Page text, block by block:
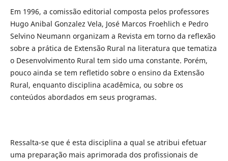
Em 1996, a comissão editorial composta pelos professores
Hugo Anibal Gonzalez Vela, José Marcos Froehlich e Pedro
Selvino Neumann organizam a Revista em torno da reflexão
sobre a prática de Extensão Rural na literatura que tematiza
o Desenvolvimento Rural tem sido uma constante. Porém,
pouco ainda se tem refletido sobre o ensino da Extensão
Rural, enquanto disciplina acadêmica, ou sobre os
conteúdos abordados em seus programas.
Ressalta-se que é esta disciplina a qual se atribui efetuar
uma preparação mais aprimorada dos profissionais de